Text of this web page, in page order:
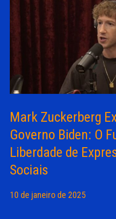
Mark Zuckerberg
Governo Biden: O
Liberdade de
Sociais
10 de janeiro de 2025